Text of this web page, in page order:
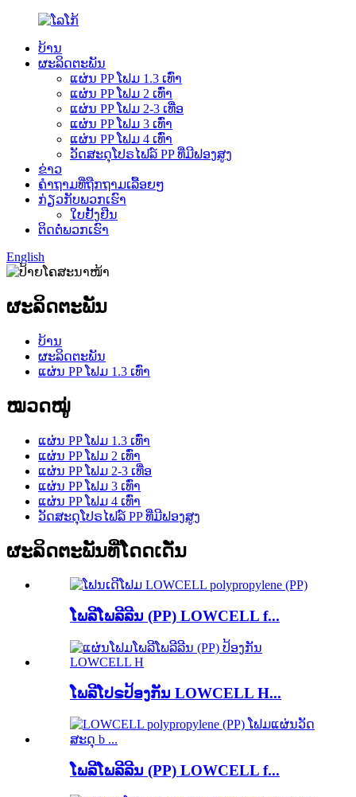
ບ້ານ
ຜະລິດຕະພັນ
ແຜ່ນ PP ໂຟມ 1.3 ເທົ່າ
ແຜ່ນ PP ໂຟມ 2 ເທົ່າ
ແຜ່ນ PP ໂຟມ 2-3 ເທື່ອ
ແຜ່ນ PP ໂຟມ 3 ເທົ່າ
ແຜ່ນ PP ໂຟມ 4 ເທົ່າ
ວັດສະດຸໂປຣໄຟລ໌ PP ທີ່ມີຟອງສູງ
ຂ່າວ
ຄຳຖາມທີ່ຖືກຖາມເລື້ອຍໆ
ກ່ຽວກັບພວກເຮົາ
ໃບຢັ້ງຢືນ
ຕິດຕໍ່ພວກເຮົາ
English
ຜະລິດຕະພັນ
ບ້ານ
ຜະລິດຕະພັນ
ແຜ່ນ PP ໂຟມ 1.3 ເທົ່າ
ໝວດໝູ່
ແຜ່ນ PP ໂຟມ 1.3 ເທົ່າ
ແຜ່ນ PP ໂຟມ 2 ເທົ່າ
ແຜ່ນ PP ໂຟມ 2-3 ເທື່ອ
ແຜ່ນ PP ໂຟມ 3 ເທົ່າ
ແຜ່ນ PP ໂຟມ 4 ເທົ່າ
ວັດສະດຸໂປຣໄຟລ໌ PP ທີ່ມີຟອງສູງ
ຜະລິດຕະພັນທີ່ໂດດເດັ່ນ
ໂພລີໂພລີລີນ (PP) LOWCELL f...
ໂພລີໂປຣປ້ອງກັນ LOWCELL H...
ໂພລີໂພລີລີນ (PP) LOWCELL f...